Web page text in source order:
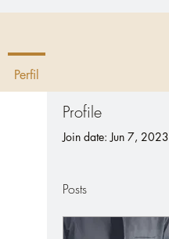
Profile
Join date: Jun 7, 2023
Posts
Perfil